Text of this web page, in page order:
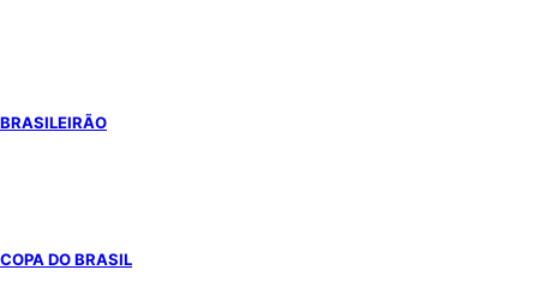
BRASILEIRÃO
COPA DO BRASIL